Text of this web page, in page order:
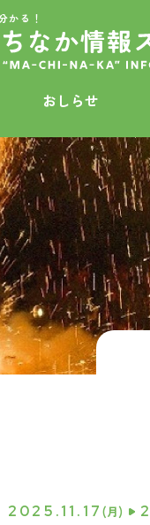
かる！
おしらせ
2025.11.17 (月)